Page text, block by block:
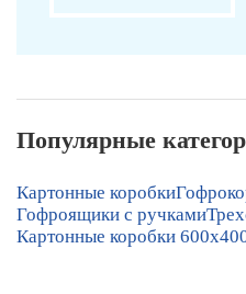
Популярные
Картонные коробки
Гофроящики с ручками
Картонные коробки